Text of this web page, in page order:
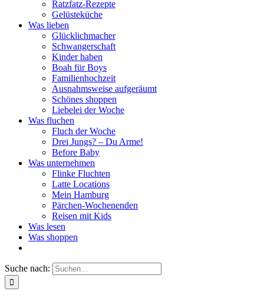
Ratzfatz-Rezepte
Gelüsteküche
Was lieben
Glücklichmacher
Schwangerschaft
Kinder haben
Boah für Boys
Familienhochzeit
Ausnahmsweise aufgeräumt
Schönes shoppen
Liebelei der Woche
Was fluchen
Fluch der Woche
Drei Jungs? – Du Arme!
Before Baby
Was unternehmen
Flinke Fluchten
Latte Locations
Mein Hamburg
Pärchen-Wochenenden
Reisen mit Kids
Was lesen
Was shoppen
Suche nach: